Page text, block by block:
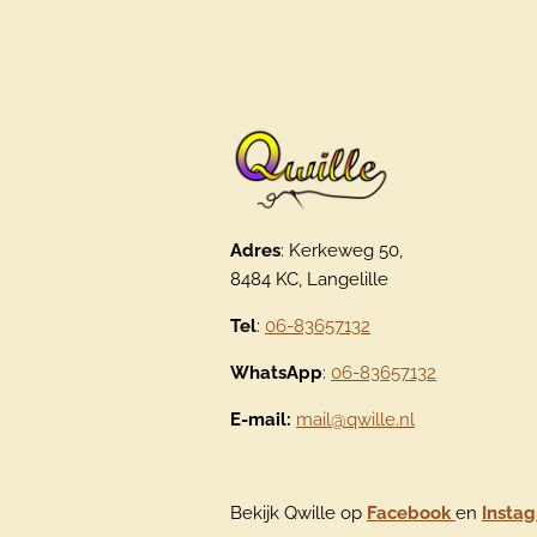
Adres: Kerkeweg 50,
8484 KC, Langelille
Tel: 06-83657132
WhatsApp: 06-83657132
E-mail: mail@qwille.nl
Bekijk Qwille op Facebook en